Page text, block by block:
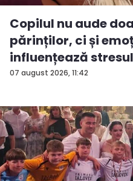
07 august 2026, 11:42
Copilul nu aude
părinților, ci și
influențează